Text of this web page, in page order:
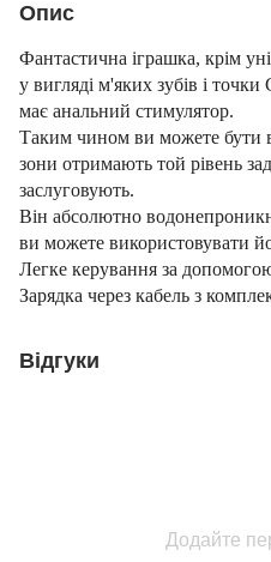
Опис
Фантастична іграшка, крім
у вигляді м'яких зубів і
має анальний стимулятор.
Таким чином ви можете бути
зони отримають той рівень
заслуговують.
Він абсолютно
ви можете використовувати
Легке керування за
Зарядка через кабель з
Відгуки
Додайте